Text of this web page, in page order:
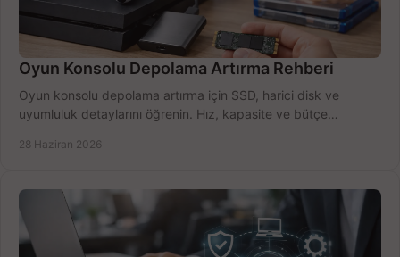
Oyun Konsolu Depolama Artırma Rehberi
Oyun konsolu depolama artırma için SSD, harici disk ve
uyumluluk detaylarını öğrenin. Hız, kapasite ve bütçe
28 Haziran 2026